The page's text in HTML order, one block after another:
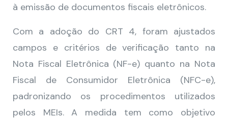
à emissão de documentos fiscais eletrônicos.
Com a adoção do CRT 4, foram ajustados
campos e critérios de verificação tanto na
Nota Fiscal Eletrônica (NF-e) quanto na Nota
Fiscal de Consumidor Eletrônica (NFC-e),
padronizando os procedimentos utilizados
pelos MEIs. A medida tem como objetivo